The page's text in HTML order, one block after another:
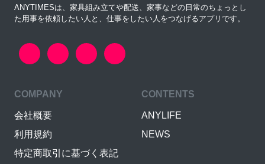
ANYTIMESは、家具組み立てや配送、家事などの日常のちょっとし
た用事を依頼したい人と、仕事をしたい人をつなげるアプリです。
COMPANY
会社概要
利用規約
特定商取引に基づく表記
CONTENTS
ANYLIFE
NEWS